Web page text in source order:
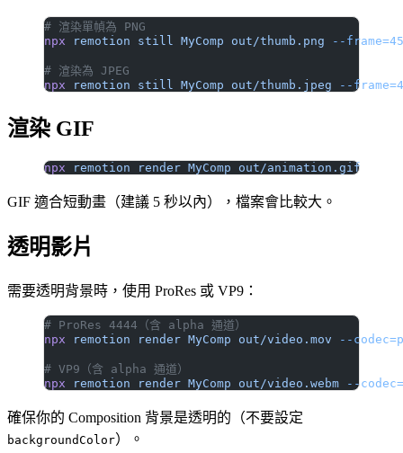
# 渲染單幀為 PNG
npx remotion still MyComp out/thumb.png --frame=45
# 渲染為 JPEG
npx remotion still MyComp out/thumb.jpeg --
渲染 GIF
npx remotion render MyComp out/animation.gif
GIF 適合短動畫（建議 5 秒以內），檔案會比較大。
透明影片
需要透明背景時，使用 ProRes 或 VP9：
# ProRes 4444（含 alpha 通道）
npx remotion render MyComp out/video.mov --
# VP9（含 alpha 通道）
npx remotion render MyComp out/video.webm --
確保你的 Composition 背景是透明的（不要設定
backgroundColor）。